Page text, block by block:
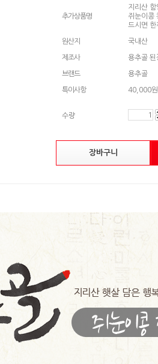
추가상품명
지리산
쥐눈이콩
드시면 한
원산지 국내산
제조사 용추골 된
브랜드 용추골
특이사항 40,000원
수량
장바구니